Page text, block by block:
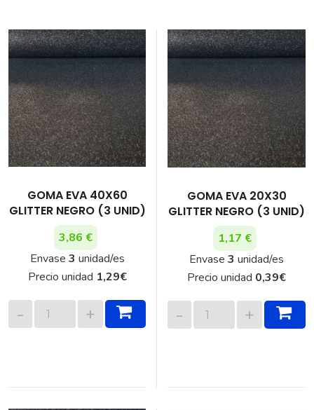
GOMA EVA 40X60
GLITTER NEGRO (3 UNID)
3,86 €
Envase 3 unidad/es
Precio unidad 1,29€
GOMA EVA 20X30
GLITTER NEGRO (3 UNID)
1,17 €
Envase 3 unidad/es
Precio unidad 0,39€